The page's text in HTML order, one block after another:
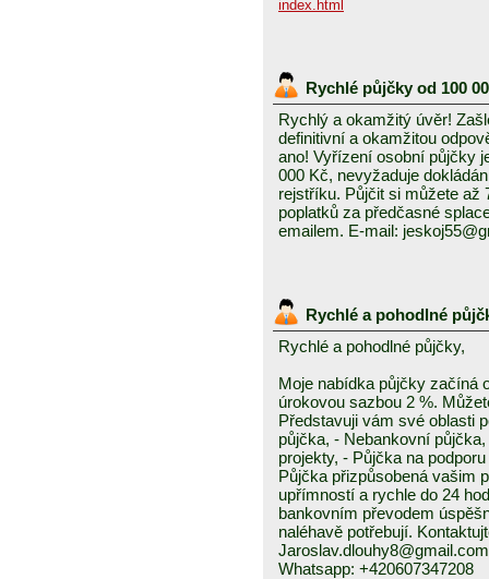
index.html
Rychlé půjčky od 100
Rychlý a okamžitý úvěr!
definitivní a okamžitou
ano! Vyřízení osobní půjčky
000 Kč, nevyžaduje
rejstříku. Půjčit si můžete až
poplatků za předčasné
emailem. E-mail:
Rychlé a pohodlné
Rychlé a pohodlné půjčky,
Moje nabídka půjčky začíná
úrokovou sazbou 2 %.
Představuji vám své oblasti
půjčka, - Nebankovní
projekty, - Půjčka na
Půjčka přizpůsobená vašim
upřímností a rychle do 24
bankovním převodem
naléhavě potřebují.
Jaroslav.dlouhy8@gmail.com
Whatsapp: +420607347208